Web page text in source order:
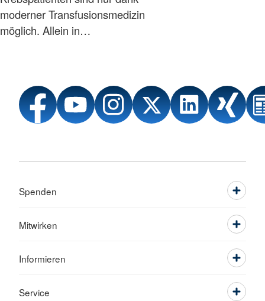
moderner Transfusionsmedizin
möglich. Allein in…
Spenden
Mitwirken
Informieren
Service